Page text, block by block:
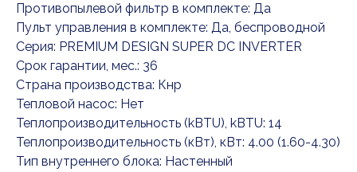
Противопылевой фильтр в комплекте: Да
Пульт управления в комплекте: Да, беспроводной
Серия: PREMIUM DESIGN SUPER DC INVERTER
Срок гарантии, мес.: 36
Страна производства: Кнр
Тепловой насос: Нет
Теплопроизводительность (kBTU), kBTU: 14
Теплопроизводительность (кВт), кВт: 4.00 (1.60-4.30)
Тип внутреннего блока: Настенный